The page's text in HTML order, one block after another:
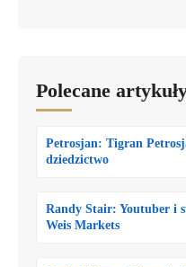
Polecane
Petrosjan: Tigran
dziedzictwo
Randy Stair: Youtuber i
Weis Markets